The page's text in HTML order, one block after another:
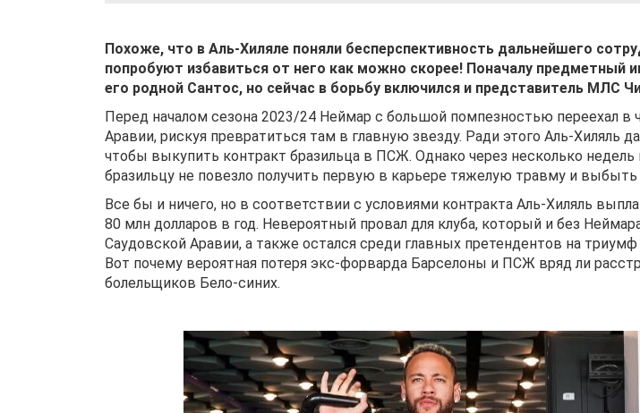
Похоже, что в Аль-Хиляле поняли бесперспективность дальнейшего
попробуют избавиться от него как можно скорее! Поначалу предметный
его родной Сантос, но сейчас в борьбу включился и представитель МЛС
Перед началом сезона 2023/24 Неймар с большой помпезностью переехал в
Аравии, рискуя превратиться там в главную звезду. Ради этого Аль-Хиляль
чтобы выкупить контракт бразильца в ПСЖ. Однако через несколько
бразильцу не повезло получить первую в карьере тяжелую травму и выбыть
Все бы и ничего, но в соответствии с условиями контракта Аль-Хиляль
80 млн долларов в год. Невероятный провал для клуба, который и без
Саудовской Аравии, а также остался среди главных претендентов на
Вот почему вероятная потеря экс-форварда Барселоны и ПСЖ вряд ли
болельщиков Бело-синих.